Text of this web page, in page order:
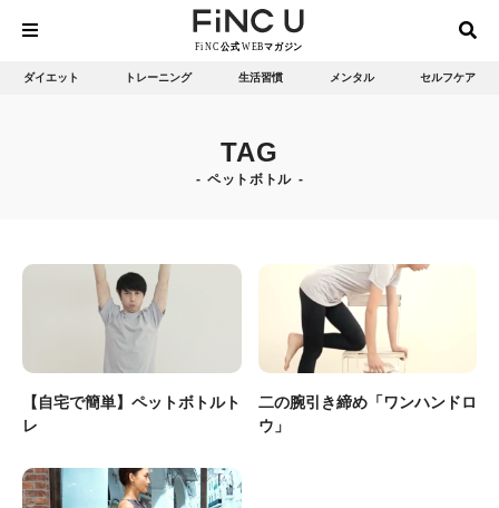
ダイエット トレーニング 生活習慣 メンタル セルフケア
TAG
ペットボトル
【自宅で簡単】ペットボトルト
レ
二の腕引き締め「ワンハンドロ
ウ」